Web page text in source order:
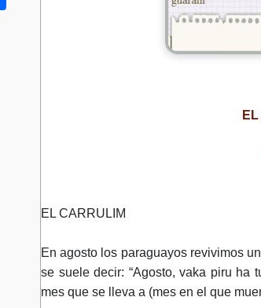
EL CARRULIM
En agosto los paraguayos revivimos
se suele decir: “Agosto, vaka piru ha
mes que se lleva a (mes en el que